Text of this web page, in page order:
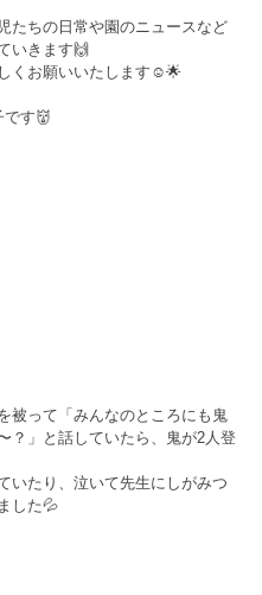
たちの日常や園のニュースなど
いきます🙌
くお願いいたします☺️🌟
です👹
被って「みんなのところにも鬼
？」と話していたら、鬼が2人登
いたり、泣いて先生にしがみつ
した💦